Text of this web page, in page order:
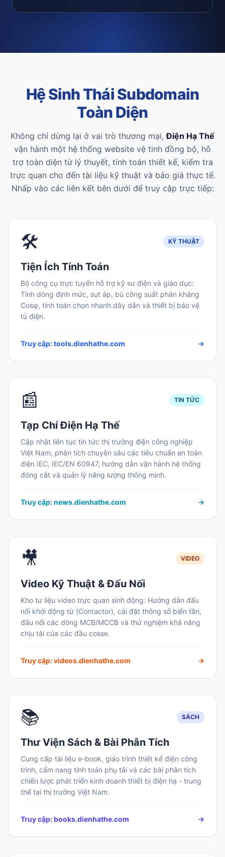
Hệ Sinh Thái Subdomain
Toàn Diện
Không chỉ dừng lại ở vai trò thương mại,Điện Hạ Thế
vận hành một hệ thống website vệ tinh đồng bộ, hỗ
trợ toàn diện từ lý thuyết, tính toán thiết kế, kiểm tra
trực quan cho đến tài liệu kỹ thuật và báo giá thực tế.
Nhấp vào các liên kết bên dưới để truy cập trực tiếp:
🛠️ KỸ THUẬT
Tiện Ích Tính Toán
Bộ công cụ trực tuyến hỗ trợ kỹ sư điện và giáo dục:
Tính dòng định mức, sụt áp, bù công suất phản kháng
Cosφ, tính toán chọn nhanh dây dẫn và thiết bị bảo vệ
tủ điện.
Truy cập: tools.dienhathe.com →
📰 TIN TỨC
Tạp Chí Điện Hạ Thế
Cập nhật liên tục tin tức thị trường điện công nghiệp
Việt Nam, phân tích chuyên sâu các tiêu chuẩn an toàn
điện IEC, IEC/EN 60947, hướng dẫn vận hành hệ thống
đóng cắt và quản lý năng lượng thông minh.
Truy cập: news.dienhathe.com →
🎥 VIDEO
Video Kỹ Thuật & Đấu Nối
Kho tư liệu video trực quan sinh động: Hướng dẫn đấu
nối khởi động từ (Contactor), cài đặt thông số biến tần,
đấu nối các dòng MCB/MCCB và thử nghiệm khả năng
chịu tải của các đầu cosse.
Truy cập: videos.dienhathe.com →
📚 SÁCH
Thư Viện Sách & Bài Phân Tích
Cung cấp tài liệu e-book, giáo trình thiết kế điện công
trình, cẩm nang tính toán phụ tải và các bài phân tích
chiến lược phát triển kinh doanh thiết bị điện hạ - trung
thế tại thị trường Việt Nam.
Truy cập: books.dienhathe.com →